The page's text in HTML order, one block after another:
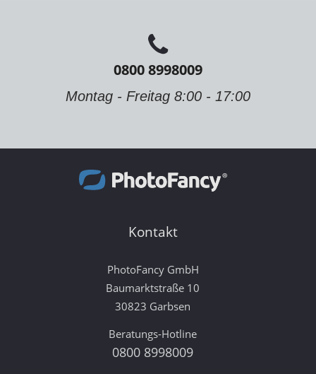
0800 8998009
Montag - Freitag 8:00 - 17:00
Kontakt
PhotoFancy GmbH
Baumarktstraße 10
30823 Garbsen
Beratungs-Hotline
0800 8998009